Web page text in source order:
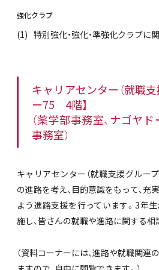
強化クラブ
特別強化・強化・準強化クラブに
キャリアセンター（就職支
ー75 4階】
（薬学部事務室、ナゴヤ
事務室）
キャリアセンター（就職支援グループ
の進路を考え、目的意識をもって、充
よう進路支援を行っています。3年
施し、皆さんの就職や進路に関する相
（資料コーナーには、進路や就職関連